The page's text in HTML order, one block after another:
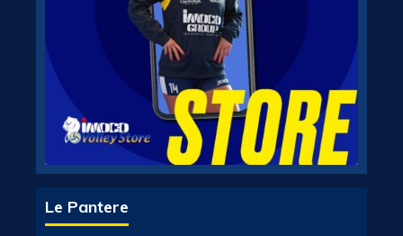
Le Pantere